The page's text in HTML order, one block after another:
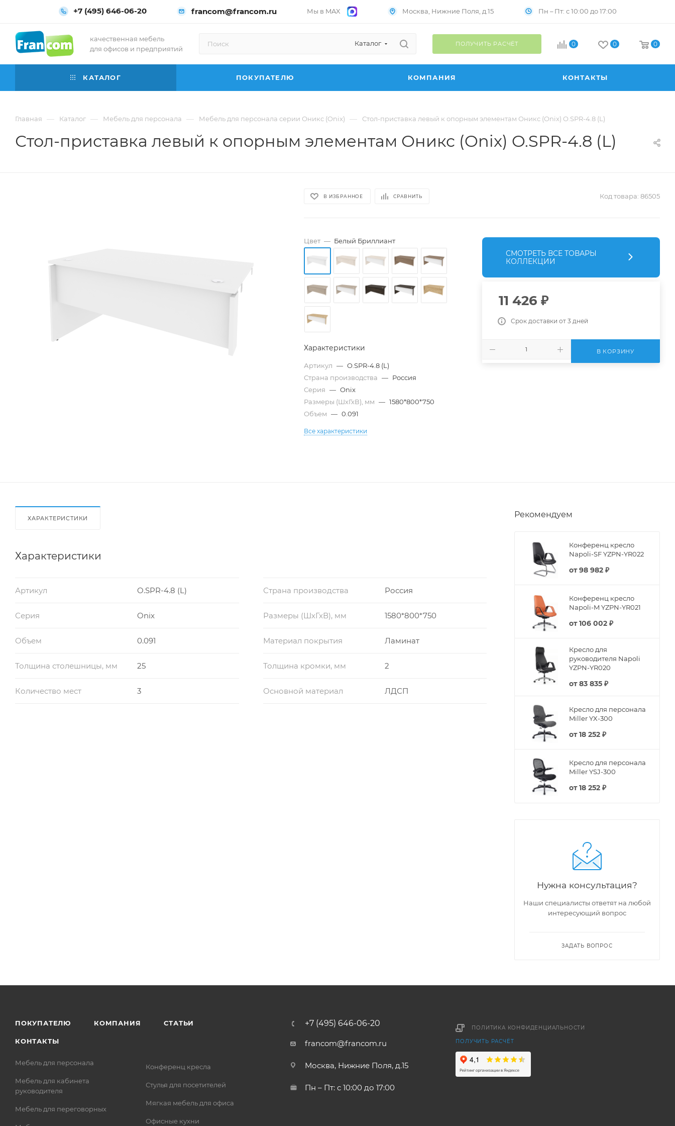
+7 (495) 646-06-20 francom@francom.ru Мы в MAX Москва, Нижние Поля, д.15 Пн – Пт: с 10:00 до 17:00
качественная мебель
для офисов и предприятий
Каталог ПОЛУЧИТЬ РАСЧЁТ 0 0 0
КАТАЛОГ ПОКУПАТЕЛЮ КОМПАНИЯ КОНТАКТЫ
Главная — Каталог — Мебель для персонала — Мебель для персонала серии Оникс (Onix) — Стол-приставка левый к опорным элементам Оникс (Onix) O.SPR-4.8 (L)
Стол-приставка левый к опорным элементам Оникс (Onix) O.SPR-4.8 (L)
В ИЗБРАННОЕ СРАВНИТЬ Код товара: 86505
Цвет — Белый Бриллиант
Характеристики
Артикул — O.SPR-4.8 (L)
Страна производства — Россия
Серия — Onix
Размеры (ШхГхВ), мм — 1580*800*750
Объем — 0.091
Все характеристики
СМОТРЕТЬ ВСЕ ТОВАРЫ
КОЛЛЕКЦИИ
11 426 ₽
Срок доставки от 3 дней
В КОРЗИНУ
ХАРАКТЕРИСТИКИ
Характеристики
Артикул O.SPR-4.8 (L) Страна производства Россия
Серия Onix Размеры (ШхГхВ), мм 1580*800*750
Объем 0.091 Материал покрытия Ламинат
Толщина столешницы, мм 25 Толщина кромки, мм 2
Количество мест 3 Основной материал ЛДСП
Рекомендуем
Конференц кресло
Napoli-SF YZPN-YR022
от98 982 ₽
Конференц кресло
Napoli-M YZPN-YR021
от106 002 ₽
Кресло для
руководителя Napoli
YZPN-YR020
от83 835 ₽
Кресло для персонала
Miller YX-300
от18 252 ₽
Кресло для персонала
Miller YSJ-300
от18 252 ₽
Нужна консультация?
Наши специалисты ответят на любой
интересующий вопрос
ЗАДАТЬ ВОПРОС
ПОКУПАТЕЛЮ КОМПАНИЯ СТАТЬИ
КОНТАКТЫ
Мебель для персонала
Мебель для кабинета
руководителя
Мебель для переговорных
Конференц кресла
Стулья для посетителей
Мягкая мебель для офиса
Офисные кухни
+7 (495) 646-06-20
francom@francom.ru
Москва, Нижние Поля, д.15
Пн – Пт: с 10:00 до 17:00
ПОЛИТИКА КОНФИДЕНЦИАЛЬНОСТИ
ПОЛУЧИТЬ РАСЧЁТ